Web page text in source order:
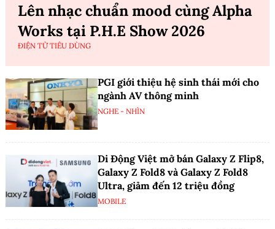
Lên nhạc chuẩn mood cùng Alpha
Works tại P.H.E Show 2026
ĐIỆN TỬ TIÊU DÙNG
PGI giới thiệu hệ sinh thái mới cho
ngành AV thông minh
NGHE - NHÌN
Di Động Việt mở bán Galaxy Z Flip8,
Galaxy Z Fold8 và Galaxy Z Fold8
Ultra, giảm đến 12 triệu đồng
MOBILE